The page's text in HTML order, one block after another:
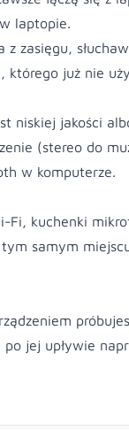
laptopie.
zasięgu,
którego już nie
niskiej jakości
(stereo do
w komputerze.
Fi, kuchenki
samym
jej upływie